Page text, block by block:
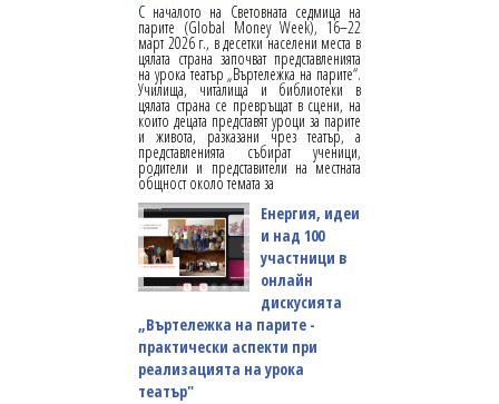
С началото на Световната седмица на
парите (Global Money Week), 16–22
март 2026 г., в десетки населени места в
цялата страна започват представленията
на урока театър „Въртележка на парите“.
Училища, читалища и библиотеки в
цялата страна се превръщат в сцени, на
които децата представят уроци за парите
и живота, разказани чрез театър, а
представленията събират ученици,
родители и представители на местната
общност около темата за
Енергия, идеи
и над 100
участници в
онлайн
дискусията
„Въртележка на парите -
практически аспекти при
реализацията на урока
театър"